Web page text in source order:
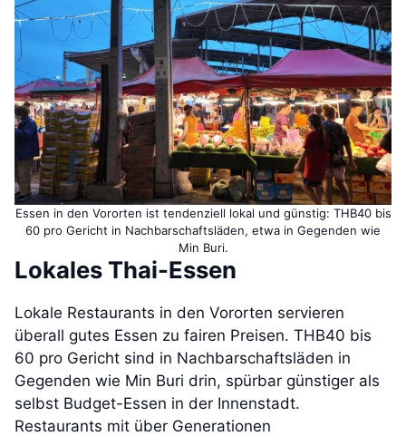
Essen in den Vororten ist tendenziell lokal und günstig: THB40 bis
60 pro Gericht in Nachbarschaftsläden, etwa in Gegenden wie
Min Buri.
Lokales Thai-Essen
Lokale Restaurants in den Vororten servieren
überall gutes Essen zu fairen Preisen. THB40 bis
60 pro Gericht sind in Nachbarschaftsläden in
Gegenden wie Min Buri drin, spürbar günstiger als
selbst Budget-Essen in der Innenstadt.
Restaurants mit über Generationen